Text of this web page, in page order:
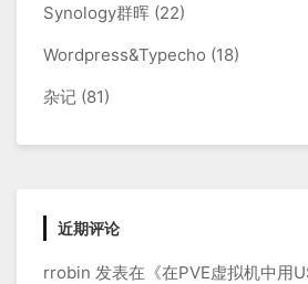
Synology群晖 (22)
Wordpress&Typecho (18)
杂记 (81)
近期评论
rrobin 发表在《在PVE虚拟机中用